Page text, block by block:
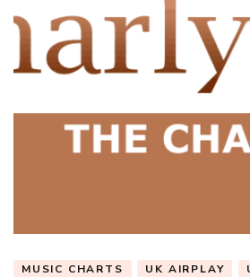
MUSIC CHARTS UK AIRPLAY